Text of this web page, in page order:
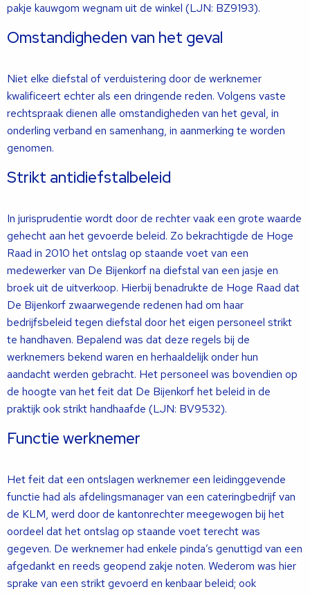
pakje kauwgom wegnam uit de winkel (LJN: BZ9193).
Omstandigheden van het geval
Niet elke diefstal of verduistering door de werknemer
kwalificeert echter als een dringende reden. Volgens vaste
rechtspraak dienen alle omstandigheden van het geval, in
onderling verband en samenhang, in aanmerking te worden
genomen.
Strikt antidiefstalbeleid
In jurisprudentie wordt door de rechter vaak een grote waarde
gehecht aan het gevoerde beleid. Zo bekrachtigde de Hoge
Raad in 2010 het ontslag op staande voet van een
medewerker van De Bijenkorf na diefstal van een jasje en
broek uit de uitverkoop. Hierbij benadrukte de Hoge Raad dat
De Bijenkorf zwaarwegende redenen had om haar
bedrijfsbeleid tegen diefstal door het eigen personeel strikt
te handhaven. Bepalend was dat deze regels bij de
werknemers bekend waren en herhaaldelijk onder hun
aandacht werden gebracht. Het personeel was bovendien op
de hoogte van het feit dat De Bijenkorf het beleid in de
praktijk ook strikt handhaafde (LJN: BV9532).
Functie werknemer
Het feit dat een ontslagen werknemer een leidinggevende
functie had als afdelingsmanager van een cateringbedrijf van
de KLM, werd door de kantonrechter meegewogen bij het
oordeel dat het ontslag op staande voet terecht was
gegeven. De werknemer had enkele pinda’s genuttigd van een
afgedankt en reeds geopend zakje noten. Wederom was hier
sprake van een strikt gevoerd en kenbaar beleid; ook